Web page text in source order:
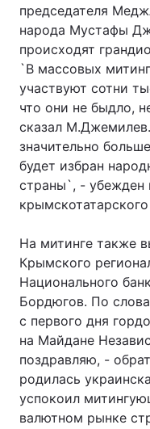
председателя
народа Мустафы
происходят
`В массовых
участвуют сотни
что они не быдло,
сказал
значительно
будет избран
страны`, - убежден
На митинге также
Крымского
Национального
Бордюгов. По
с первого дня
на Майдане
поздравляю, -
родилась
успокоил
валютном рынке